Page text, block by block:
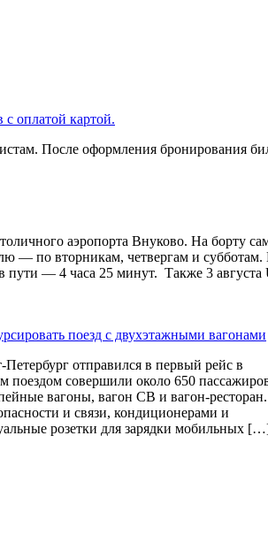
оплатой картой.
После оформления бронирования
аэропорта Внуково. На борту
— по вторникам, четвергам и субботам.
— 4 часа 25 минут. Также 3 августа
поезд с двухэтажными вагонами
отправился в первый рейс в
поездом совершили около 650
вагоны, вагон СВ и вагон-ресторан.
и связи, кондиционерами и
розетки для зарядки мобильных